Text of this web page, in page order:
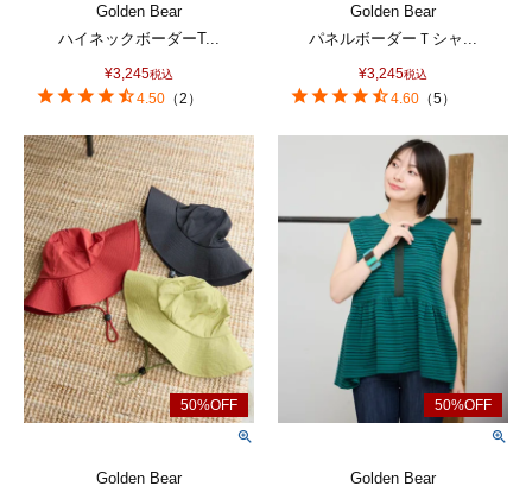
Golden Bear
ハイネックボーダーT...
¥3,245税込
4.50 （2 ）
Golden Bear
パネルボーダーＴシャ...
¥3,245税込
4.60 （5）
Golden Bear
Golden Bear